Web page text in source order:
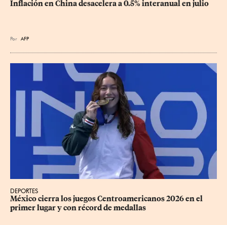
Inflación en China desacelera a 0.5% interanual en julio
Por AFP
DEPORTES
México cierra los juegos Centroamericanos 2026 en el
primer lugar y con récord de medallas